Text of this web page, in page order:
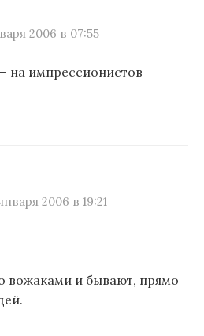
2006 в 07:55
на импрессионистов
2006 в 19:21
вожаками и бывают, прямо